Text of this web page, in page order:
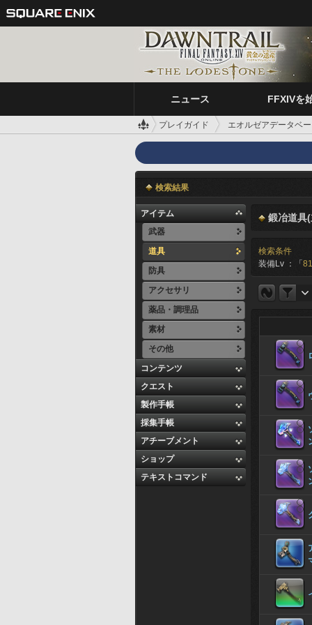
ニュース FFXIVを
プレイガイド エオルゼアデータベ
検索結果
アイテム
武器
道具
防具
アクセサリ
薬品・調理品
素材
その他
コンテンツ
クエスト
製作手帳
採集手帳
アチーブメント
ショップ
テキストコマンド
鍛冶道具
検索条件
装備Lv ：「